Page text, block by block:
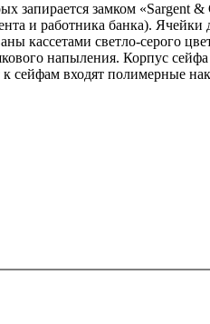
запирается замком
и работника банка).
кассетами светло-серого
напыления. Корпус
сейфам входят полимерные